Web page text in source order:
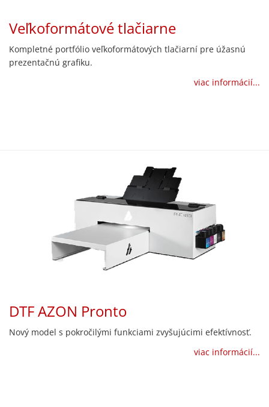
Veľkoformátové tlačiarne
Kompletné portfólio veľkoformátových tlačiarní pre úžasnú
prezentačnú grafiku.
viac informácií...
DTF AZON Pronto
Nový model s pokročilými funkciami zvyšujúcimi efektívnosť.
viac informácií...